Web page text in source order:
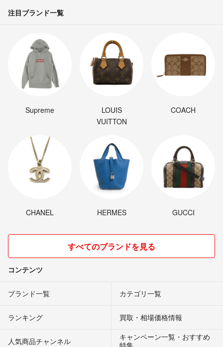
注目ブランド一覧
Supreme
LOUIS
VUITTON
COACH
CHANEL HERMES GUCCI
すべてのブランドを見る
コンテンツ
ブランド一覧 カテゴリ一覧
ランキング 買取・相場価格情報
人気商品チャンネル
キャンペーン一覧・おすすめ